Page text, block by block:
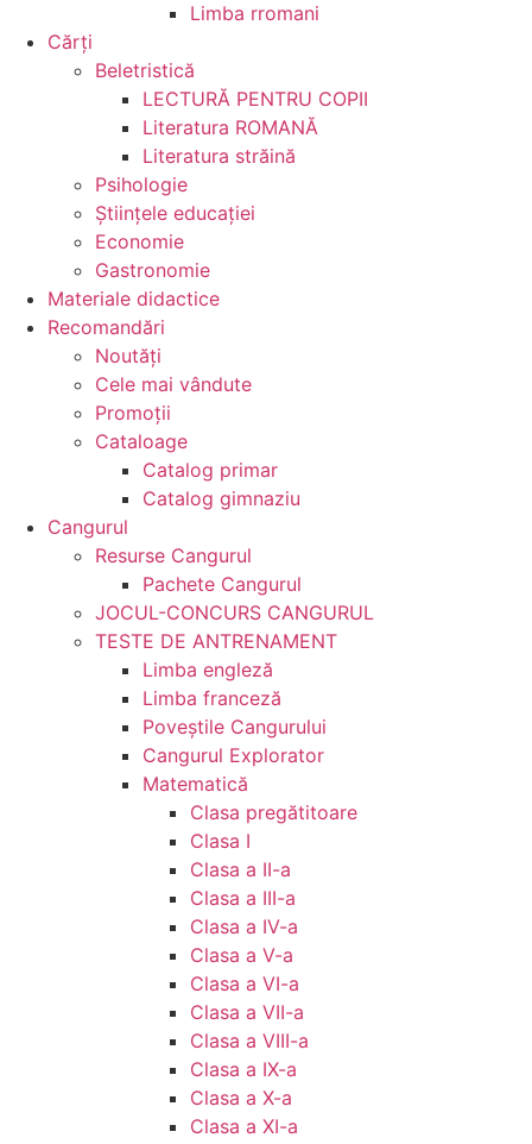
Limba rromani
Cărţi
Beletristică
LECTURĂ PENTRU COPII
Literatura ROMANĂ
Literatura străină
Psihologie
Ştiinţele educaţiei
Economie
Gastronomie
Materiale didactice
Recomandări
Noutăţi
Cele mai vândute
Promoții
Cataloage
Catalog primar
Catalog gimnaziu
Cangurul
Resurse Cangurul
Pachete Cangurul
JOCUL-CONCURS CANGURUL
TESTE DE ANTRENAMENT
Limba engleză
Limba franceză
Poveștile Cangurului
Cangurul Explorator
Matematică
Clasa pregătitoare
Clasa I
Clasa a II-a
Clasa a III-a
Clasa a IV-a
Clasa a V-a
Clasa a VI-a
Clasa a VII-a
Clasa a VIII-a
Clasa a IX-a
Clasa a X-a
Clasa a XI-a